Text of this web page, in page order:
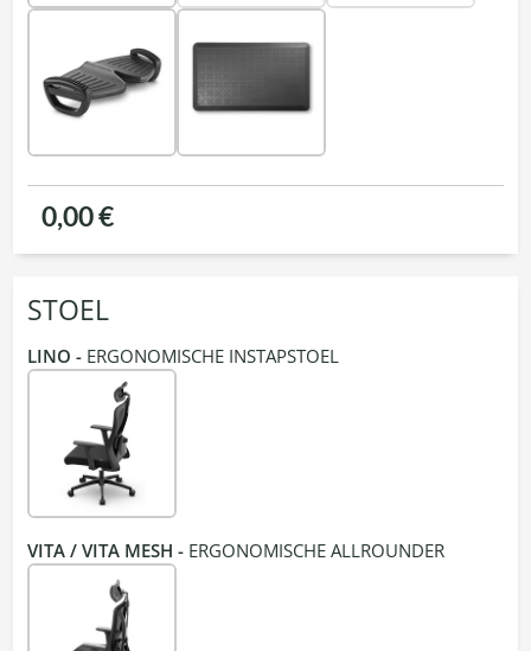
0,00 €
STOEL
LINO - ERGONOMISCHE INSTAPSTOEL
VITA / VITA MESH - ERGONOMISCHE ALLROUNDER